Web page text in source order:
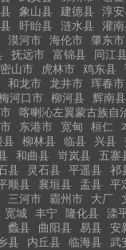
象山县 建德县 淳
盱眙县 涟水县 灌
漠河市 海伦市 肇东市
抚远市 富锦县 同江
密山市 虎林市 鸡东县
和龙市 龙井市 珲春市
河口市 柳河县 辉南县
喀喇沁左翼蒙古族自
东港市 宽甸 桓仁
县 柳林县 临县 兴县
和曲县 岢岚县 五寨
县 灵石县 平遥县 祁
顺县 襄垣县 盂县 平
三河市 霸州市 大厂
宽城 丰宁 隆化县 滦
蠡县 曲阳县 易县 安
县 内丘县 临海县 武